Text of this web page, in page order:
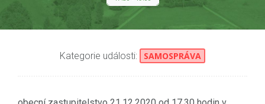
Kategorie události: SAMOSPRÁVA